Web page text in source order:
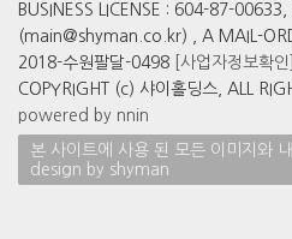
BUSINESS LICENSE : 604-87-
(main@shyman.co.kr) , A MAIL-
2018-수원팔달-0498
[사업자정보확인]
COPYRIGHT (c) 샤이홀딩스, ALL
powered by nnin
본 사이트에 사용 된 모든 이미지와
design by shyman